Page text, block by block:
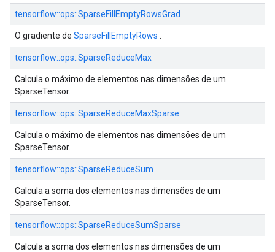
tensorflow::ops::SparseFillEmptyRowsGrad
O gradiente de SparseFillEmptyRows
tensorflow::ops::SparseReduceMax
Calcula o máximo de elementos nas dimensões de um
SparseTensor.
tensorflow::ops::SparseReduceMaxSparse
Calcula o máximo de elementos nas dimensões de um
SparseTensor.
tensorflow::ops::SparseReduceSum
Calcula a soma dos elementos nas dimensões de um
SparseTensor.
tensorflow::ops::SparseReduceSumSparse
Calcula a soma dos elementos nas dimensões de um